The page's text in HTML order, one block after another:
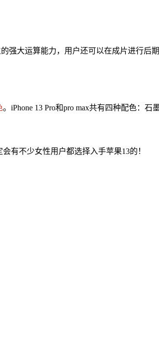
强大运算能力，用户还可以在成片进行后
。iPhone 13 Pro和pro max共有四种配色：石
有不少女性用户都选择入手苹果13的！